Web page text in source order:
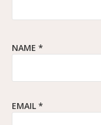
NAME *
EMAIL *